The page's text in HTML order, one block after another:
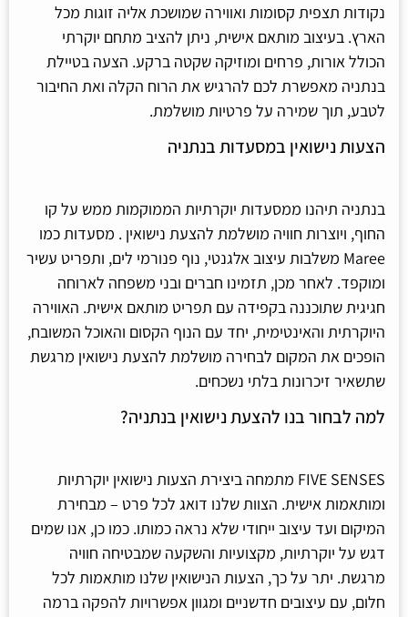
נקודות תצפית קסומות ואווירה שמושכת אליה זוגות מכל
הארץ. בעיצוב מותאם אישית, ניתן להציב מתחם יוקרתי
הכולל אורות, פרחים ומוזיקה שקטה ברקע. הצעה בטיילת
בנתניה מאפשרת לכם להרגיש את הרוח הקלה ואת החיבור
לטבע, תוך שמירה על פרטיות מושלמת.
הצעות נישואין במסעדות בנתניה
בנתניה תיהנו ממסעדות יוקרתיות הממוקמות ממש על קו
החוף, ויוצרות חוויה מושלמת להצעת נישואין . מסעדות כמו
Maree משלבות עיצוב אלגנטי, נוף פנורמי לים, ותפריט עשיר
ומוקפד. לאחר מכן, תזמינו חברים ובני משפחה לארוחה
חגיגית שתוכננה בקפידה עם תפריט מותאם אישית. האווירה
היוקרתית והאינטימית, יחד עם הנוף הקסום והאוכל המשובח,
הופכים את המקום לבחירה מושלמת להצעת נישואין מרגשת
שתשאיר זיכרונות בלתי נשכחים.
למה לבחור בנו להצעת נישואין בנתניה?
FIVE SENSES מתמחה ביצירת הצעות נישואין יוקרתיות
ומותאמות אישית. הצוות שלנו דואג לכל פרט – מבחירת
המיקום ועד עיצוב ייחודי שלא נראה כמותו. כמו כן, אנו שמים
דגש על יוקרתיות, מקצועיות והשקעה שמבטיחה חוויה
מרגשת. יתר על כך, הצעות הנישואין שלנו מותאמות לכל
חלום, עם עיצובים חדשניים ומגוון אפשרויות להפקה ברמה